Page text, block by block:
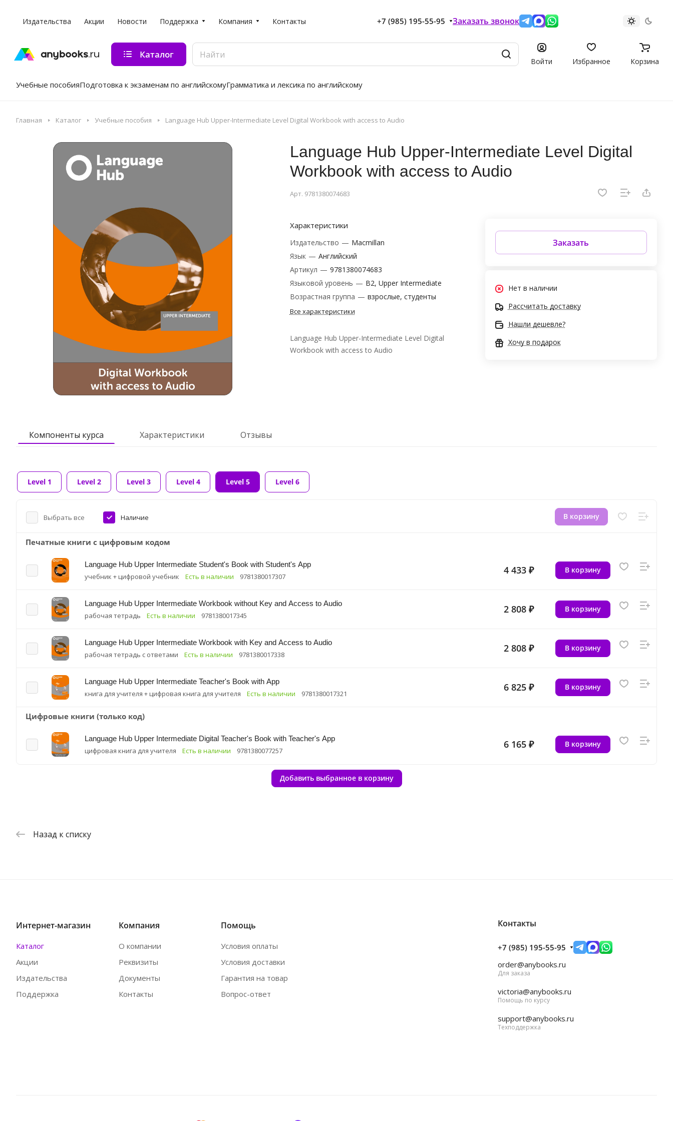
Издательства Акции Новости Поддержка Компания Контакты +7 (985) 195-55-95 Заказать звонок
Каталог
Войти Избранное Корзина
Учебные пособияПодготовка к экзаменам по английскомуГрамматика и лексика по английскому
Главная Каталог Учебные пособия Language Hub Upper-Intermediate Level Digital Workbook with access to Audio
Language Hub Upper-Intermediate Level Digital
Workbook with access to Audio
Арт. 9781380074683
Характеристики
Издательство — Macmillan
Язык — Английский
Артикул — 9781380074683
Языковой уровень — B2, Upper Intermediate
Возрастная группа — взрослые, студенты
Все характеристики
Language Hub Upper-Intermediate Level Digital
Workbook with access to Audio
Заказать
Нет в наличии
Рассчитать доставку
Нашли дешевле?
Хочу в подарок
Компоненты курса Характеристики Отзывы
Level 1 Level 2 Level 3 Level 4 Level 5 Level 6
Выбрать все Наличие В корзину
Печатные книги с цифровым кодом
Language Hub Upper Intermediate Student's Book with Student's App
учебник + цифровой учебник Есть в наличии 9781380017307
4 433 ₽ В корзину
Language Hub Upper Intermediate Workbook without Key and Access to Audio
рабочая тетрадь Есть в наличии 9781380017345
2 808 ₽ В корзину
Language Hub Upper Intermediate Workbook with Key and Access to Audio
рабочая тетрадь с ответами Есть в наличии 9781380017338
2 808 ₽ В корзину
Language Hub Upper Intermediate Teacher's Book with App
книга для учителя + цифровая книга для учителя Есть в наличии 9781380017321
6 825 ₽ В корзину
Цифровые книги (только код)
Language Hub Upper Intermediate Digital Teacher's Book with Teacher's App
цифровая книга для учителя Есть в наличии 9781380077257
6 165 ₽ В корзину
Добавить выбранное в корзину
Назад к списку
Интернет-магазин
Каталог
Акции
Издательства
Поддержка
Компания
О компании
Реквизиты
Документы
Контакты
Помощь
Условия оплаты
Условия доставки
Гарантия на товар
Вопрос-ответ
Контакты
+7 (985) 195-55-95
order@anybooks.ru
Для заказа
victoria@anybooks.ru
Помощь по курсу
support@anybooks.ru
Техподдержка